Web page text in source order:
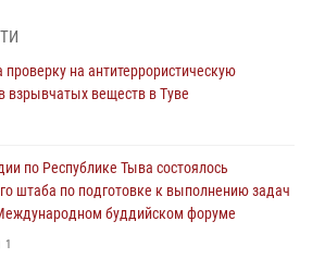
отдыха детей в детских
охраны приняли участие в акции
автотранспортов отработали экипажи
в Туве с начала года
на антитеррористическую
взрывчатых веществ в Туве
по Республике Тыва состоялось
штаба по подготовке к выполнению задач
буддийском форуме
1